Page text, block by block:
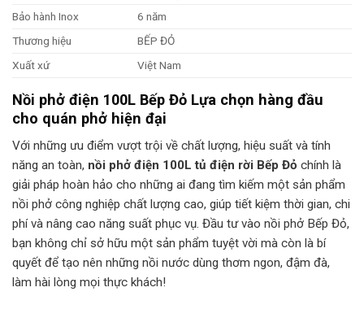
Bảo hành Inox
6 năm
Thương hiệu
BẾP ĐỎ
Xuất xứ
Việt Nam
Nồi phở điện 100L Bếp Đỏ Lựa chọn hàng đầu
cho quán phở hiện đại
Với những ưu điểm vượt trội về chất lượng, hiệu suất và tính
năng an toàn, nồi phở điện 100L tủ điện rời Bếp Đỏ chính là
giải pháp hoàn hảo cho những ai đang tìm kiếm một sản phẩm
nồi phở công nghiệp chất lượng cao, giúp tiết kiệm thời gian, chi
phí và nâng cao năng suất phục vụ. Đầu tư vào nồi phở Bếp Đỏ,
bạn không chỉ sở hữu một sản phẩm tuyệt vời mà còn là bí
quyết để tạo nên những nồi nước dùng thơm ngon, đậm đà,
làm hài lòng mọi thực khách!